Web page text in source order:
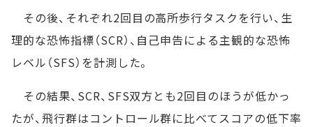
その後、それぞれ2回目の高所歩行タスクを行い、生
理的な恐怖指標（SCR）、自己申告による主観的な恐怖
レベル（SFS）を計測した。
その結果、SCR、SFS双方とも2回目のほうが低かっ
たが、飛行群はコントロール群に比べてスコアの低下率